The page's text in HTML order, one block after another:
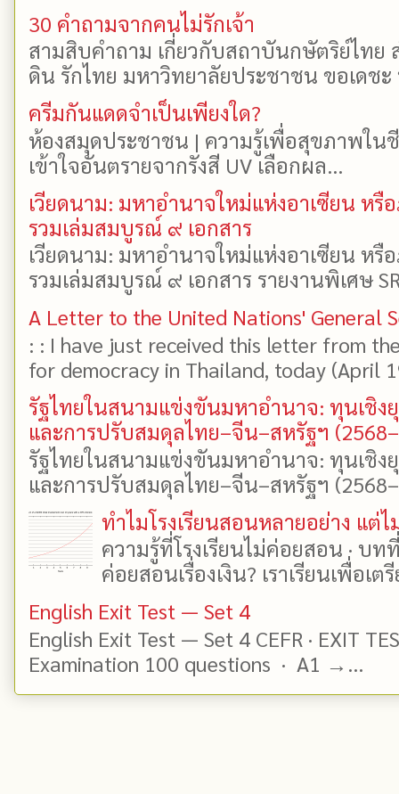
30 คำถามจากคนไม่รักเจ้า
สามสิบคำถาม เกี่ยวกับสถาบันกษัตริย์ไทย
ดิน รักไทย มหาวิทยาลัยประชาชน ขอเดช
ครีมกันแดดจำเป็นเพียงใด?
ห้องสมุดประชาชน | ความรู้เพื่อสุขภาพใน
เข้าใจอันตรายจากรังสี UV เลือกผล...
เวียดนาม: มหาอำนาจใหม่แห่งอาเซียน ห
รวมเล่มสมบูรณ์ ๙ เอกสาร
เวียดนาม: มหาอำนาจใหม่แห่งอาเซียน ห
รวมเล่มสมบูรณ์ ๙ เอกสาร รายงานพิเศษ
A Letter to the United Nations' General
: : I have just received this letter from
for democracy in Thailand, today (April
รัฐไทยในสนามแข่งขันมหาอำนาจ: ทุนเชิง
และการปรับสมดุลไทย–จีน–สหรัฐฯ
รัฐไทยในสนามแข่งขันมหาอำนาจ: ทุนเชิง
และการปรับสมดุลไทย–จีน–สหรัฐฯ
ทำไมโรงเรียนสอนหลายอย่าง แต่ไ
ความรู้ที่โรงเรียนไม่ค่อยสอน · บ
ค่อยสอนเรื่องเงิน? เราเรียนเพื่อเต
English Exit Test — Set 4
English Exit Test — Set 4 CEFR · EXIT
Examination 100 questions · A1 →...